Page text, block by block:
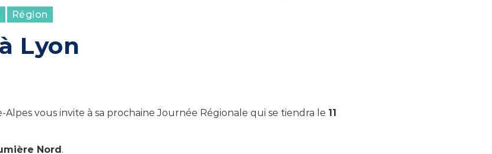
Région
Lyon
vous invite à sa prochaine Journée Régionale qui se tiendra le 11
Nord.